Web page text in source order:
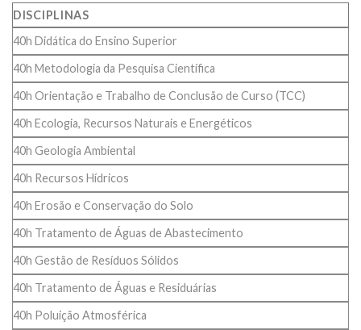
DISCIPLINAS
40h Didática do Ensino Superior
40h Metodologia da Pesquisa Científica
40h Orientação e Trabalho de Conclusão de Curso (TCC)
40h Ecologia, Recursos Naturais e Energéticos
40h Geologia Ambiental
40h Recursos Hídricos
40h Erosão e Conservação do Solo
40h Tratamento de Águas de Abastecimento
40h Gestão de Resíduos Sólidos
40h Tratamento de Águas e Residuárias
40h Poluição Atmosférica